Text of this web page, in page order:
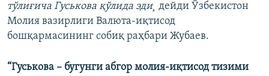
тўлиғича Гуськова қўлида эди¸ дейди Ўзбекистон
Молия вазирлиги Валюта-иқтисод
бошқармасининг собиқ раҳбари Жубаев.
“Гуськова – бугунги абгор молия-иқтисод тизими